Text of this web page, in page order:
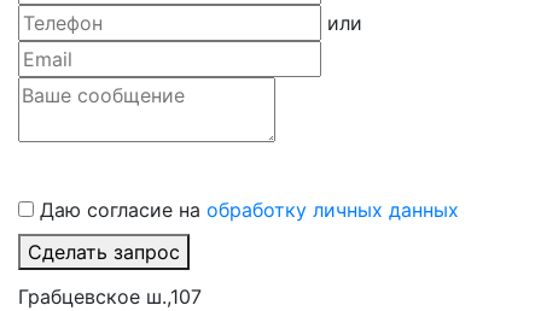
или
Даю согласие на обработку личных данных
Сделать запрос
Грабцевское ш.,107